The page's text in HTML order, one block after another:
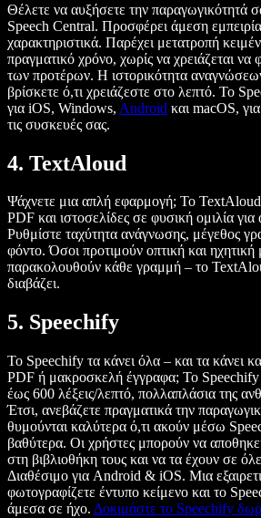
Θέλετε να αυξήσετε την παραγωγικότητά
Speech Central. Προσφέρει άμεση εμπειρία
χαρακτηριστικά. Παρέχει μετατροπή
πραγματικό χρόνο, χωρίς να χρειάζεται να
των προτέρων. Η ιστορικότητα
βρίσκετε ό,τι χρειάζεστε στο λεπτό. Το
για iOS, Windows, Android και macOS,
τις συσκευές σας.
4. TextAloud
Ψάχνετε μια απλή εφαρμογή; Το TextAloud
PDF και ιστοσελίδες σε φυσική ομιλία
Ρυθμίστε ταχύτητα ανάγνωσης, μέγεθος
φόντο. Όσοι προτιμούν οπτική και
παρακολουθούν κάθε γραμμή – το
διαβάζει.
5. Speechify
Το Speechify τα κάνει όλα – και τα κάνει
PDF ή μακροσκελή έγγραφα; Το Speechify
έως 600 λέξεις/λεπτό, πολλαπλάσια της
Έτσι, ανεβάζετε πραγματικά την
θυμούνται καλύτερα ό,τι ακούν μέσω
βαθύτερα. Οι χρήστες μπορούν να
στη βιβλιοθήκη τους και να τα έχουν σε
Διαθέσιμο για Android & iOS. Μια
φωτογραφίζετε έντυπο κείμενο και το
άμεσα σε ήχο. Δοκιμάστε το Speechify